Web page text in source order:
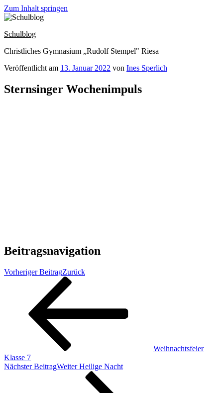
Zum Inhalt springen
Schulblog
Christliches Gymnasium „Rudolf Stempel" Riesa
Veröffentlicht am 13. Januar 2022 von Ines Sperlich
Sternsinger Wochenimpuls
Beitragsnavigation
Vorheriger BeitragZurück
Weihnachtsfeier
Klasse 7
Nächster BeitragWeiter Heilige Nacht